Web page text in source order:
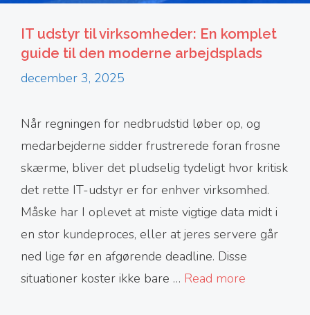
IT udstyr til virksomheder: En komplet
guide til den moderne arbejdsplads
december 3, 2025
Når regningen for nedbrudstid løber op, og
medarbejderne sidder frustrerede foran frosne
skærme, bliver det pludselig tydeligt hvor kritisk
det rette IT-udstyr er for enhver virksomhed.
Måske har I oplevet at miste vigtige data midt i
en stor kundeproces, eller at jeres servere går
ned lige før en afgørende deadline. Disse
situationer koster ikke bare … Read more